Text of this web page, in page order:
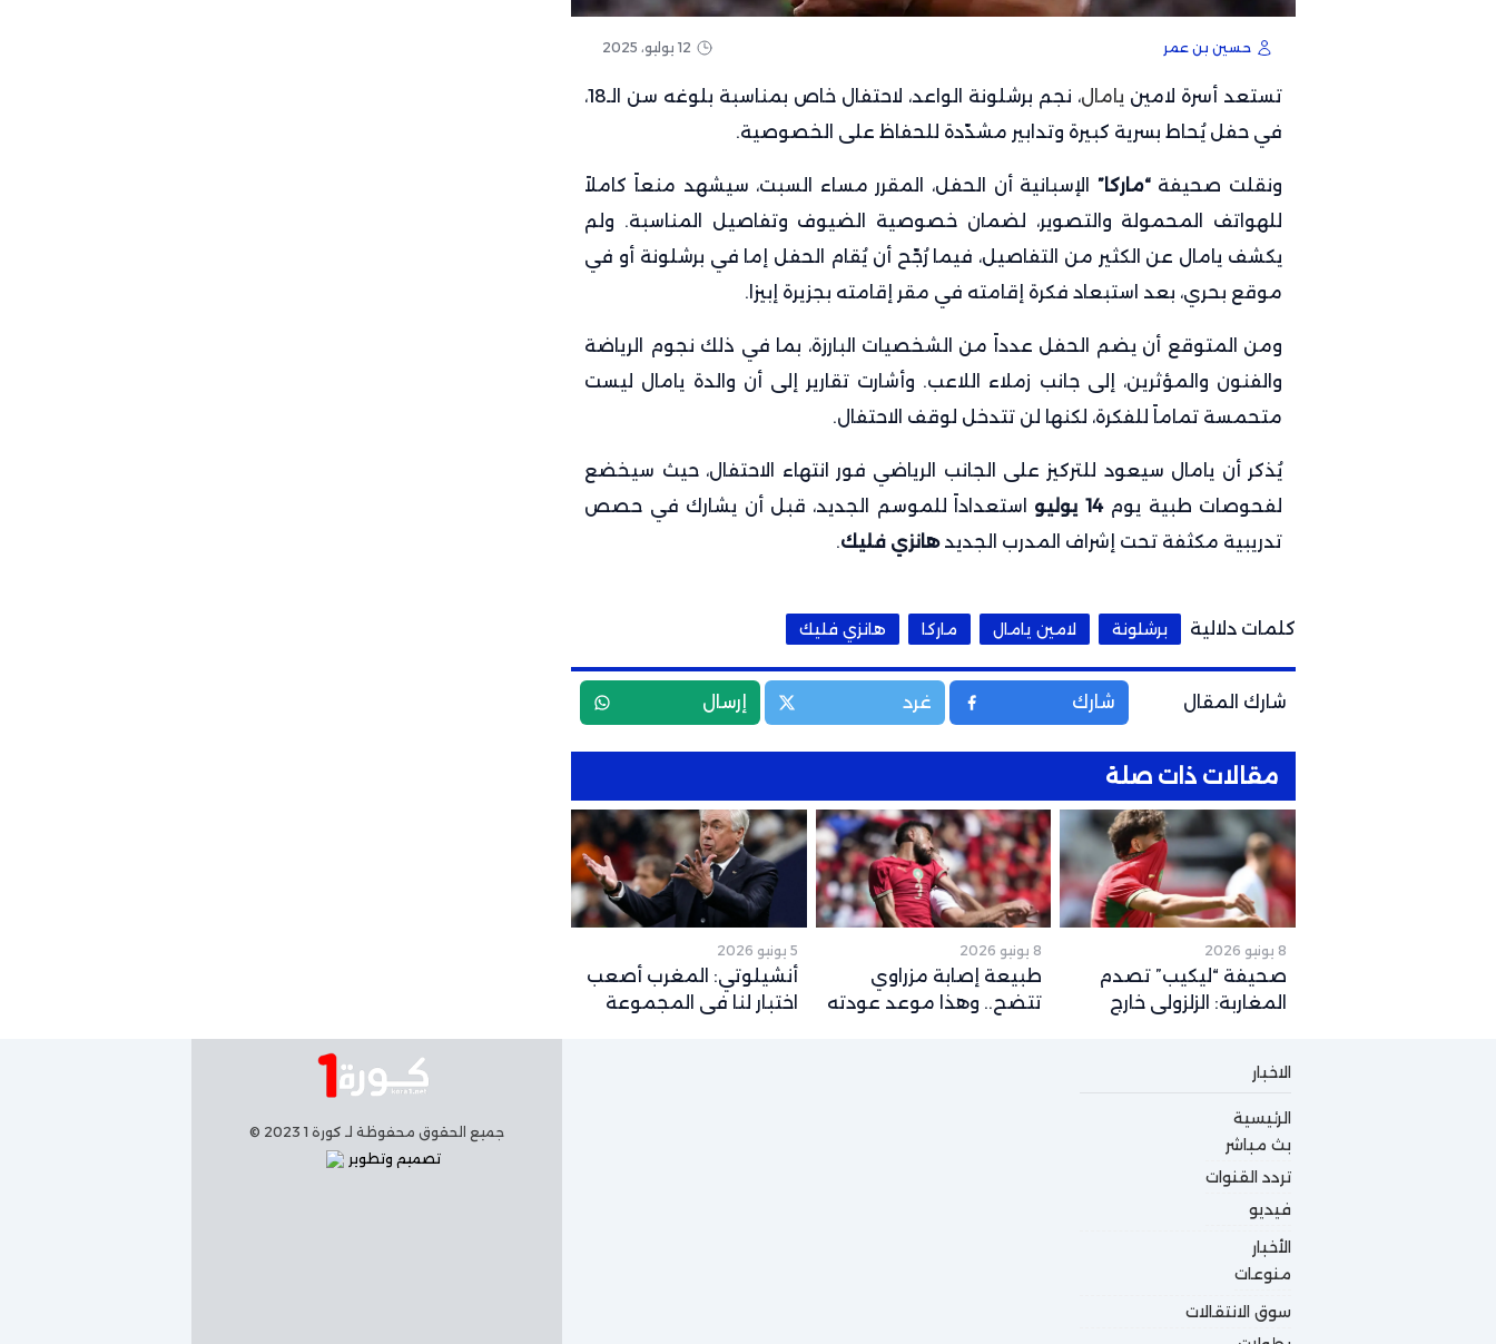
حسين بن عمر 12 يوليو، 2025
تستعد أسرة لامين يامال
، نجم برشلونة الواعد، لاحتفال خاص بمناسبة بلوغه سن الـ18،
في حفل يُحاط بسرية كبيرة وتدابير مشدّدة للحفاظ على الخصوصية.
ونقلت صحيفة“ماركا” الإسبانية أن الحفل، المقرر مساء السبت، سيشهد منعاً كاملاً
للهواتف المحمولة والتصوير، لضمان خصوصية الضيوف وتفاصيل المناسبة. ولم
يكشف يامال عن الكثير من التفاصيل، فيما رُجّح أن يُقام الحفل إما في برشلونة أو في
موقع بحري، بعد استبعاد فكرة إقامته في مقر إقامته بجزيرة إبيزا.
ومن المتوقع أن يضم الحفل عدداً من الشخصيات البارزة، بما في ذلك نجوم الرياضة
والفنون والمؤثرين، إلى جانب زملاء اللاعب. وأشارت تقارير إلى أن والدة يامال ليست
متحمسة تماماً للفكرة، لكنها لن تتدخل لوقف الاحتفال.
يُذكر أن يامال سيعود للتركيز على الجانب الرياضي فور انتهاء الاحتفال، حيث سيخضع
لفحوصات طبية يوم14 يوليو
استعداداً للموسم الجديد، قبل أن يشارك في حصص
تدريبية مكثفة تحت إشراف المدرب الجديدهانزي فليك.
كلمات دلالية برشلونة لامين يامال ماركا هانزي فليك
شارك المقال شارك غرد إرسال
مقالات ذات صلة
8 يونيو 2026
صحيفة “ليكيب” تصدم
المغاربة: الزلزولي خارج
8 يونيو 2026
طبيعة إصابة مزراوي
تتضح.. وهذا موعد عودته
5 يونيو 2026
أنشيلوتي: المغرب أصعب
اختبار لنا في المجموعة
الاخبار
الرئيسية
بث مباشر
تردد القنوات
فيديو
الأخبار
منوعات
سوق الانتقالات
جميع الحقوق محفوظة لـ كورة 1 2023 ©
تصميم وتطوير